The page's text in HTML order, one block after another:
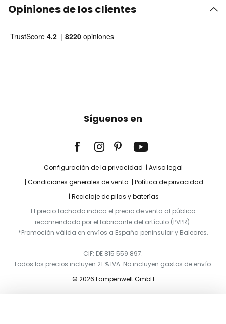
Opiniones de los clientes
Síguenos en
Configuración de la privacidad
Aviso legal
Condiciones generales de venta
Política de privacidad
Reciclaje de pilas y baterías
El precio tachado indica el precio de venta al público
recomendado por el fabricante del artículo (PVPR).
*Promoción válida en envíos a España peninsular y Baleares.
CIF: DE 815 559 897.
Todos los precios incluyen 21 % IVA. No incluyen gastos de envío.
© 2026 Lampenwelt GmbH